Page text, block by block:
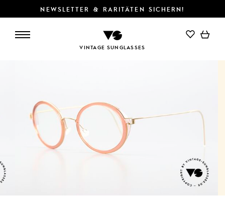
NEWSLETTER & RARITÄTEN SICHERN!
VINTAGE SUNGLASSES
IN DEN WARENKORB